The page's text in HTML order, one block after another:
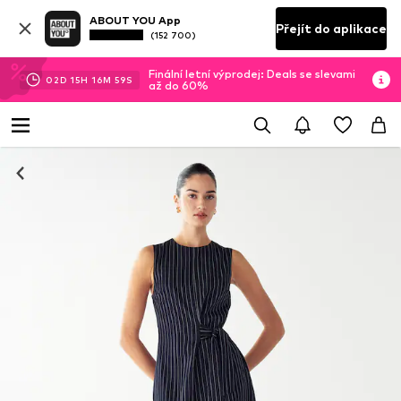
ABOUT YOU App
(152 700) Přejít do aplikace
02D 15H 16M 58S
Finální letní výprodej: Deals se slevami
až do 60%